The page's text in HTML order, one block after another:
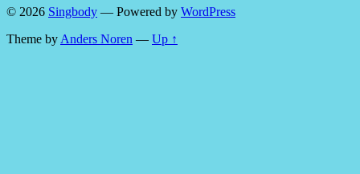
© 2026 Singbody — Powered by WordPress
Theme by Anders Noren — Up ↑